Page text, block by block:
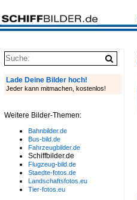
Lade Deine Bilder hoch!
Jeder kann mitmachen, kostenlos!
Weitere Bilder-Themen:
Bahnbilder.de
Bus-bild.de
Fahrzeugbilder.de
Schiffbilder.de
Flugzeug-bild.de
Staedte-fotos.de
Landschaftsfotos.eu
Tier-fotos.eu